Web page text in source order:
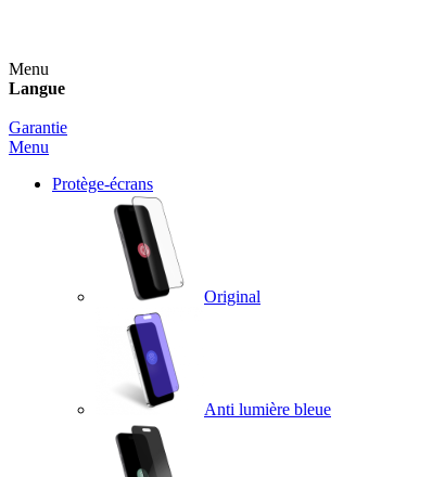
Menu
Langue
Garantie
Menu
Protège-écrans
Original
Anti lumière bleue